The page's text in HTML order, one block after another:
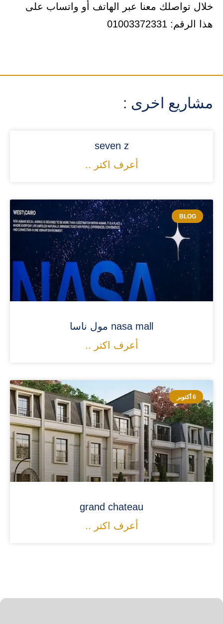
خلال تواصلك معنا عبر الهاتف أو واتساب على
هذا الرقم: 01003372331
مشاريع اخرى :
seven z
أعرف اكتر ..
BLOG
nasa mall مول ناسا
أعرف اكتر ..
6 أكتوبر
grand chateau
أعرف اكتر ..